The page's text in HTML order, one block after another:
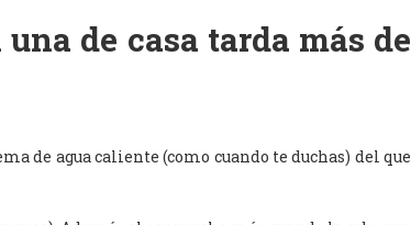
de casa tarda más de
de agua caliente (como cuando te duchas) del que